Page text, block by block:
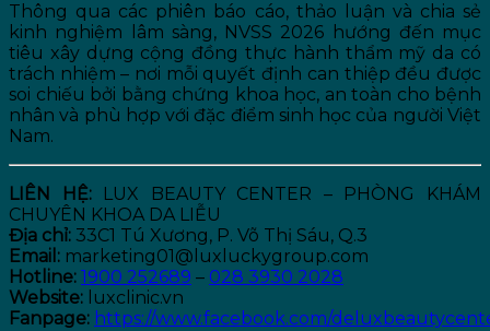
Thông qua các phiên báo cáo, thảo luận và chia sẻ
kinh nghiệm lâm sàng, NVSS 2026 hướng đến mục
tiêu xây dựng cộng đồng thực hành thẩm mỹ da có
trách nhiệm – nơi mỗi quyết định can thiệp đều được
soi chiếu bởi bằng chứng khoa học, an toàn cho bệnh
nhân và phù hợp với đặc điểm sinh học của người Việt
Nam.
LIÊN HỆ:LUX BEAUTY CENTER – PHÒNG KHÁM
CHUYÊN KHOA DA LIỄU
Địa chỉ: 33C1 Tú Xương, P. Võ Thị Sáu, Q.3
Email: marketing01@luxluckygroup.com
Hotline: 1900 252689 – 028 3930 2028
Website: luxclinic.vn
Fanpage: https://www.facebook.com/